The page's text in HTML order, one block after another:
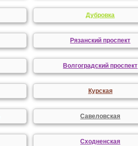
Дубровка
Рязанский проспект
Волгоградский проспект
Курская
Савеловская
Сходненская